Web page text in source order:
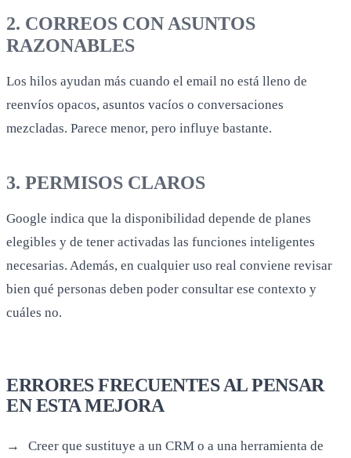
2. CORREOS CON ASUNTOS
RAZONABLES
Los hilos ayudan más cuando el email no está lleno de
reenvíos opacos, asuntos vacíos o conversaciones
mezcladas. Parece menor, pero influye bastante.
3. PERMISOS CLAROS
Google indica que la disponibilidad depende de planes
elegibles y de tener activadas las funciones inteligentes
necesarias. Además, en cualquier uso real conviene revisar
bien qué personas deben poder consultar ese contexto y
cuáles no.
ERRORES FRECUENTES AL PENSAR
EN ESTA MEJORA
Creer que sustituye a un CRM o a una herramienta de